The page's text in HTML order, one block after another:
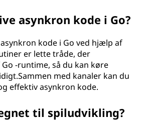
asynkron kode i Go?
asynkron kode i Go ved hjælp af
er lette tråde, der
-runtime, så du kan køre
med kanaler kan du
effektiv asynkron kode.
til spiludvikling?